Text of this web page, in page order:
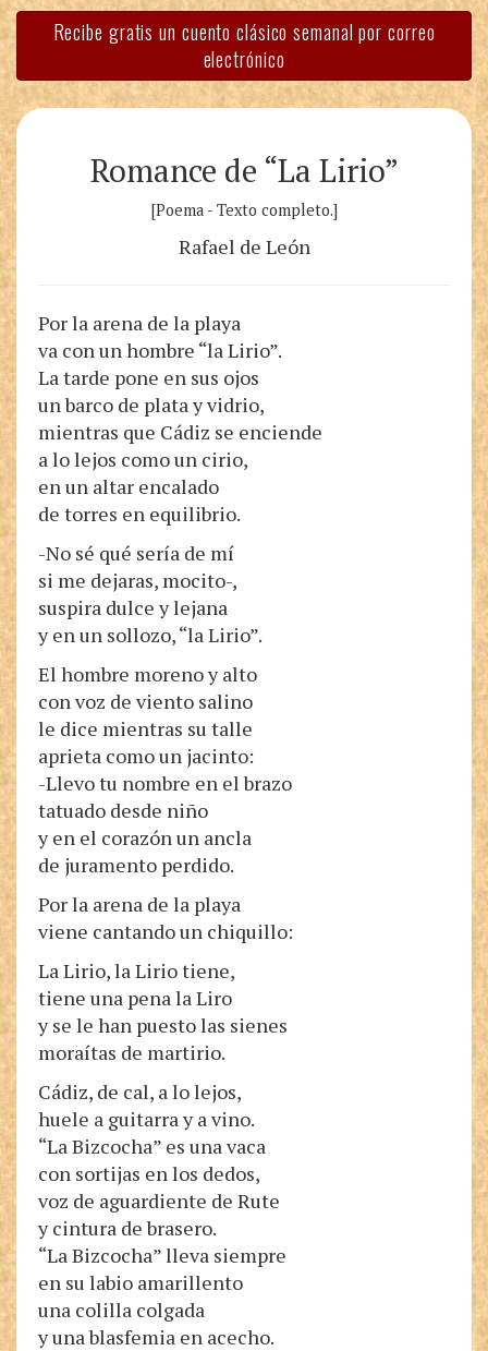
Recibe gratis un cuento clásico semanal por correo
electrónico
Romance de “La Lirio”
[Poema - Texto completo.]
Rafael de León
Por la arena de la playa
va con un hombre “la Lirio”.
La tarde pone en sus ojos
un barco de plata y vidrio,
mientras que Cádiz se enciende
a lo lejos como un cirio,
en un altar encalado
de torres en equilibrio.
-No sé qué sería de mí
si me dejaras, mocito-,
suspira dulce y lejana
y en un sollozo, “la Lirio”.
El hombre moreno y alto
con voz de viento salino
le dice mientras su talle
aprieta como un jacinto:
-Llevo tu nombre en el brazo
tatuado desde niño
y en el corazón un ancla
de juramento perdido.
Por la arena de la playa
viene cantando un chiquillo:
La Lirio, la Lirio tiene,
tiene una pena la Liro
y se le han puesto las sienes
moraítas de martirio.
Cádiz, de cal, a lo lejos,
huele a guitarra y a vino.
“La Bizcocha” es una vaca
con sortijas en los dedos,
voz de aguardiente de Rute
y cintura de brasero.
“La Bizcocha” lleva siempre
en su labio amarillento
una colilla colgada
y una blasfemia en acecho.